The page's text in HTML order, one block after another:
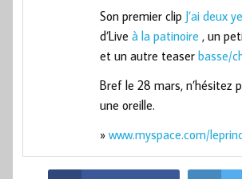
Son premier clip J’ai deux
d’Liveà la patinoire , un
et un autre teaserbasse/
Bref le 28 mars, n’hésitez
une oreille.
»www.myspace.com/